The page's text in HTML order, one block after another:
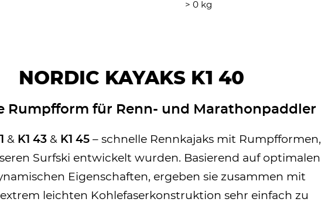
> 0 kg
NORDIC KAYAKS K1 40
Rumpfform für Renn- und Marathonpaddler
& K1 43 & K1 45 – schnelle Rennkajaks mit Rumpfformen,
Surfski entwickelt wurden. Basierend auf optimalen
Eigenschaften, ergeben sie zusammen mit
leichten Kohlefaserkonstruktion sehr einfach zu